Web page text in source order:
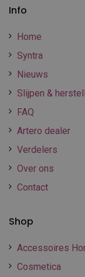
Info
Home
Syntra
Nieuws
Slijpen &
FAQ
Artero dealer
Verdelers
Over ons
Contact
Shop
Accessoires
Cosmetica